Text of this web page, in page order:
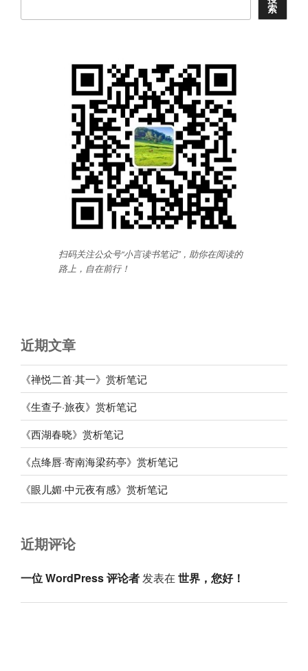
索
扫码关注公众号“小言读书笔记”，助你在阅读的
路上，自在前行！
近期文章
《禅悦二首·其一》赏析笔记
《生查子·旅夜》赏析笔记
《西湖春晓》赏析笔记
《点绛唇·寄南海梁药亭》赏析笔记
《眼儿媚·中元夜有感》赏析笔记
近期评论
一位 WordPress 评论者发表在 世界，您好！